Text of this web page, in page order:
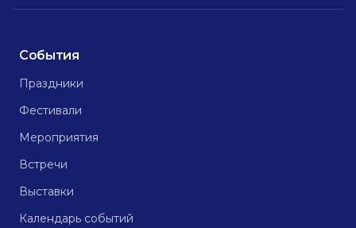
События
Праздники
Фестивали
Мероприятия
Встречи
Выставки
Календарь событий